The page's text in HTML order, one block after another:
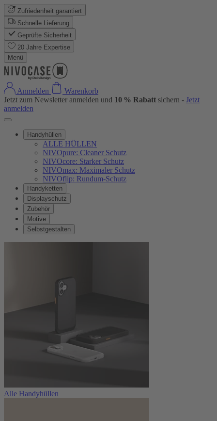
Zufriedenheit garantiert
Schnelle Lieferung
Geprüfte Sicherheit
20 Jahre Expertise
Menü
Anmelden
Warenkorb
Jetzt zum Newsletter anmelden und 10 % Rabatt sichern - Jetzt
anmelden
Handyhüllen
ALLE HÜLLEN
NIVOpure: Cleaner Schutz
NIVOcore: Starker Schutz
NIVOmax: Maximaler Schutz
NIVOflip: Rundum-Schutz
Handyketten
Displayschutz
Zubehör
Motive
Selbstgestalten
Alle Handyhüllen